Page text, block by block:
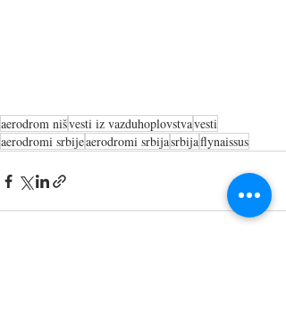
aerodrom nišvesti iz vazduhoplovstvavesti
aerodromi srbijeaerodromi srbijasrbijaflynaissus